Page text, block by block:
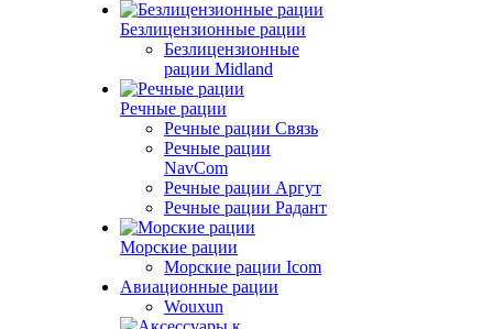
Безлицензионные рации
Безлицензионные
рации Midland
Речные рации
Речные рации Связь
Речные рации
NavCom
Речные рации Аргут
Речные рации Радант
Морские рации
Морские рации Icom
Авиационные рации
Wouxun